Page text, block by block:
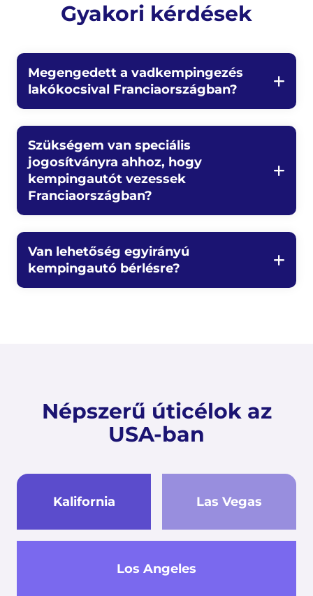
Gyakori kérdések
Megengedett a vadkempingezés
lakókocsival Franciaországban?
Szükségem van speciális
jogosítványra ahhoz, hogy
kempingautót vezessek
Franciaországban?
Van lehetőség egyirányú
kempingautó bérlésre?
Népszerű úticélok az
USA-ban
Kalifornia Las Vegas
Los Angeles